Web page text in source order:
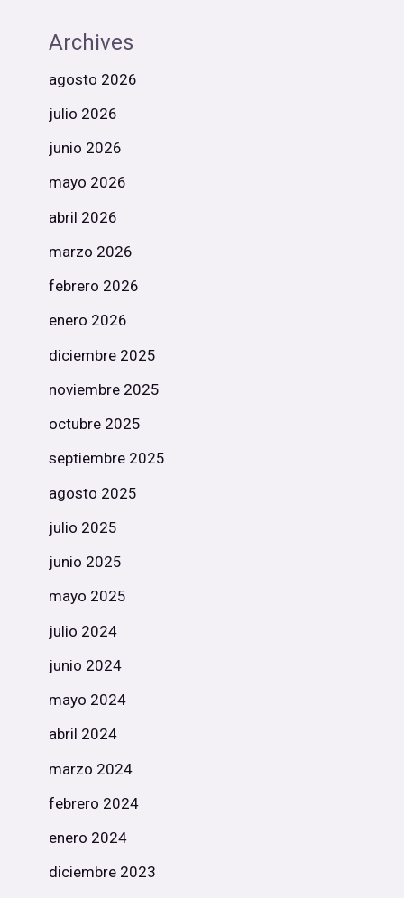
Archives
agosto 2026
julio 2026
junio 2026
mayo 2026
abril 2026
marzo 2026
febrero 2026
enero 2026
diciembre 2025
noviembre 2025
octubre 2025
septiembre 2025
agosto 2025
julio 2025
junio 2025
mayo 2025
julio 2024
junio 2024
mayo 2024
abril 2024
marzo 2024
febrero 2024
enero 2024
diciembre 2023